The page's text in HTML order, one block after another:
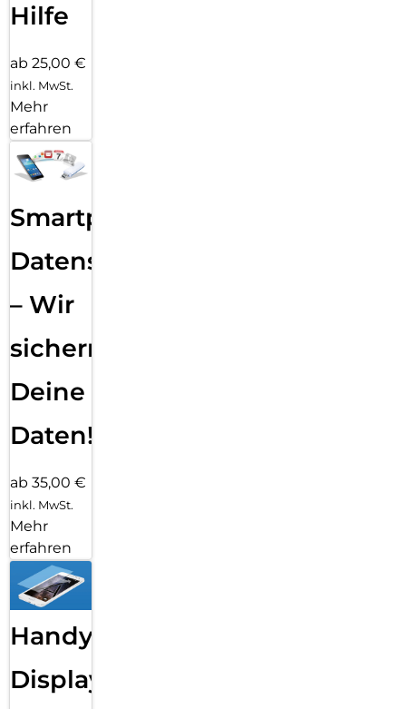
Hilfe
ab 25,00 €
inkl. MwSt.
Mehr
erfahren
Smartphone
Datensicherung
– Wir
sichern
Deine
Daten!
ab 35,00 €
inkl. MwSt.
Mehr
erfahren
Handy
Displayfolie